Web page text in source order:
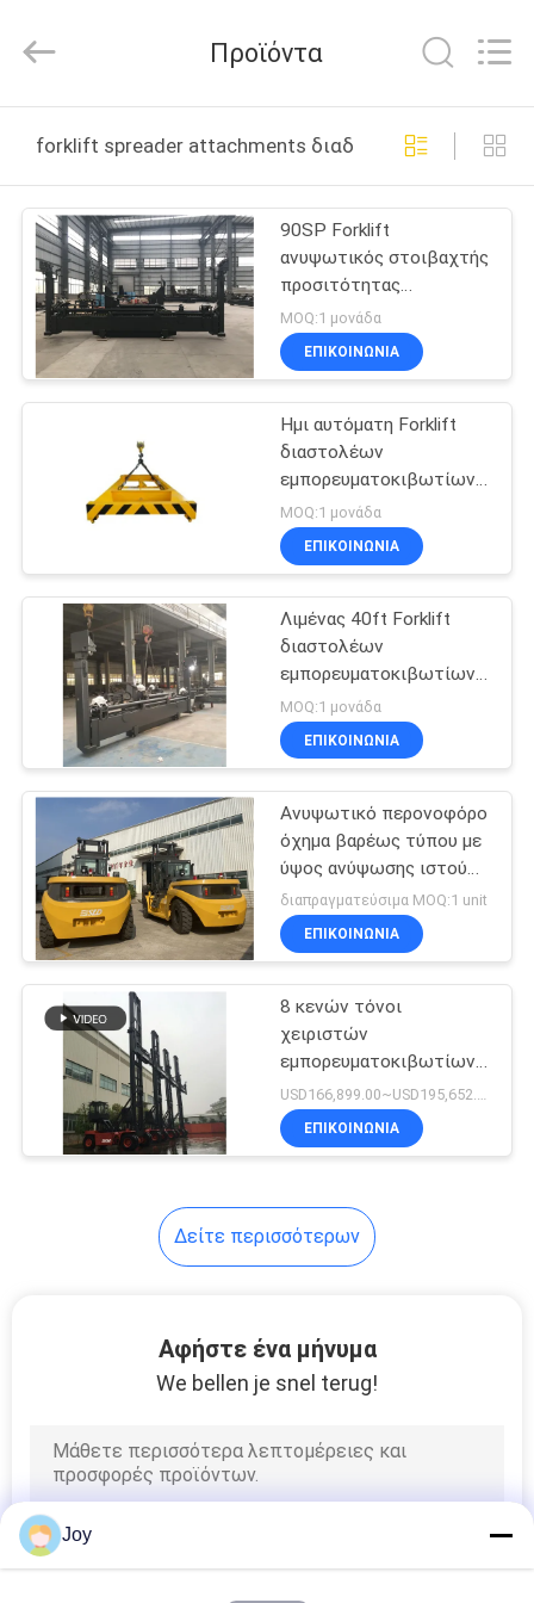
ΣΠΊΤΙ
ΠΡΟΪΌΝΤΑ
ΠΕΡΊΠΟΥ
ΕΜΕΊΣ
ΓΎΡΟΣ
ΕΡΓΟΣΤΑΣΊΩΝ
ΠΟΙΟΤΙΚΌΣ
SITEMAP
PRIVACY
POLICY
Reserved.
Προϊόντα
forklift spreader attachments διαδικτυακή κατασκευή
90SP Forklift
ανυψωτικός στοιβαχτής
προσιτότητας
εμπορευματοκιβωτίων
σύνδεσης κενός
MOQ:1 μονάδα
ΕΠΙΚΟΙΝΩΝΙΑ
Ημι αυτόματη Forklift
διαστολέων
εμπορευματοκιβωτίων
ανυψωτική σύνδεση
MOQ:1 μονάδα
ΕΠΙΚΟΙΝΩΝΙΑ
Λιμένας 40ft Forklift
διαστολέων
εμπορευματοκιβωτίων
ανυψωτική σύνδεση
MOQ:1 μονάδα
ΕΠΙΚΟΙΝΩΝΙΑ
Ανυψωτικό περονοφόρο
όχημα βαρέως τύπου με
ύψος ανύψωσης ιστού
3000mm, ονομαστικό
φορτίο 15000kg και
υδραυλική μετάδοση
διαπραγματεύσιμα MOQ:1 unit
ΕΠΙΚΟΙΝΩΝΙΑ
8 κενών τόνοι
χειριστών
εμπορευματοκιβωτίων
για τη συσσώρευση 20
FT 40ft κενά
εμπορευματοκιβώτια
USD166,899.00~USD195,652.00 / unit MOQ:1 μονάδα
ΕΠΙΚΟΙΝΩΝΙΑ
Δείτε περισσότερων
Αφήστε ένα μήνυμα
We bellen je snel terug!
Joy